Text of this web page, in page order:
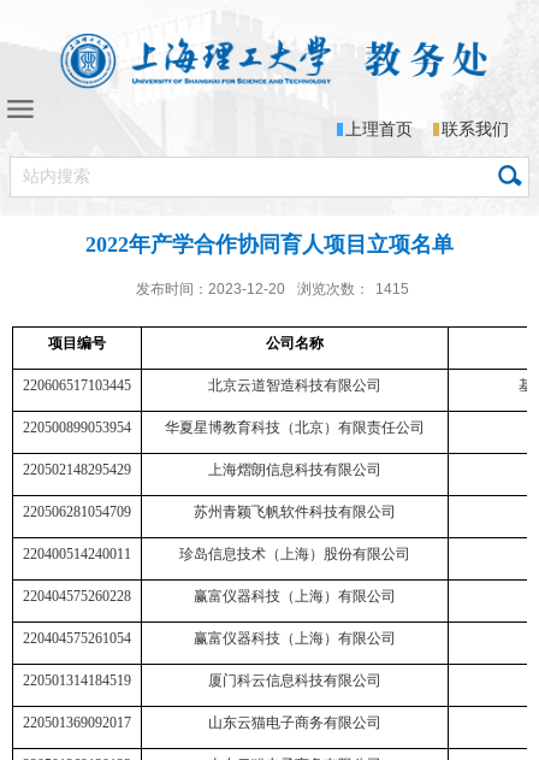
上理首页 联系我们
2022年产学合作协同育人项目立项名单
发布时间：2023-12-20 浏览次数： 1415
项目编号 公司名称
220606517103445 北京云道智造科技有限公司 基
220500899053954 华夏星博教育科技（北京）有限责任公司
220502148295429 上海熠朗信息科技有限公司
220506281054709 苏州青颖飞帆软件科技有限公司
220400514240011 珍岛信息技术（上海）股份有限公司
220404575260228 赢富仪器科技（上海）有限公司
220404575261054 赢富仪器科技（上海）有限公司
220501314184519 厦门科云信息科技有限公司
220501369092017 山东云猫电子商务有限公司